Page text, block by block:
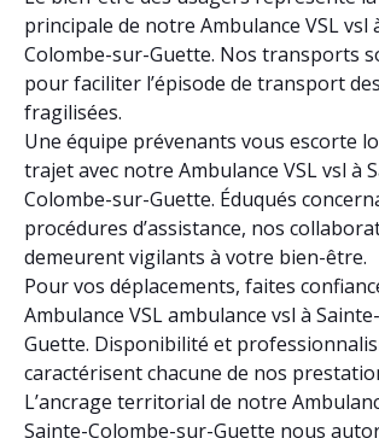
principale de notre Ambulance VSL vsl
Colombe-sur-Guette. Nos transports
pour faciliter l’épisode de transport
fragilisées.
Une équipe prévenants vous escorte
trajet avec notre Ambulance VSL vsl à
Colombe-sur-Guette. Éduqués
procédures d’assistance, nos
demeurent vigilants à votre bien-être.
Pour vos déplacements, faites
Ambulance VSL ambulance vsl à
Guette. Disponibilité et
caractérisent chacune de nos
L’ancrage territorial de notre
Sainte-Colombe-sur-Guette nous